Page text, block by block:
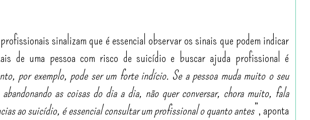
sinalizam que é essencial observar os sinais que podem indicar
de uma pessoa com risco de suicídio e buscar ajuda profissional é
por exemplo, pode ser um forte indício. Se a pessoa muda muito o seu
as coisas do dia a dia, não quer conversar, chora muito, fala
ao suicídio, é essencial consultar um profissional o quanto antes”, aponta